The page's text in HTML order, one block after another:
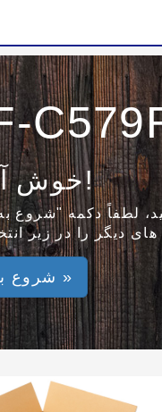
خوش آمدید!
لطفاً دکمه "شروع
شروع به کار »